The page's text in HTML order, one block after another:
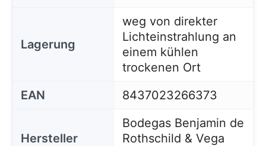
Lagerung
weg von direkter
Lichteinstrahlung an
einem kühlen
trockenen Ort
EAN
8437023266373
Hersteller
Bodegas Benjamin de
Rothschild & Vega